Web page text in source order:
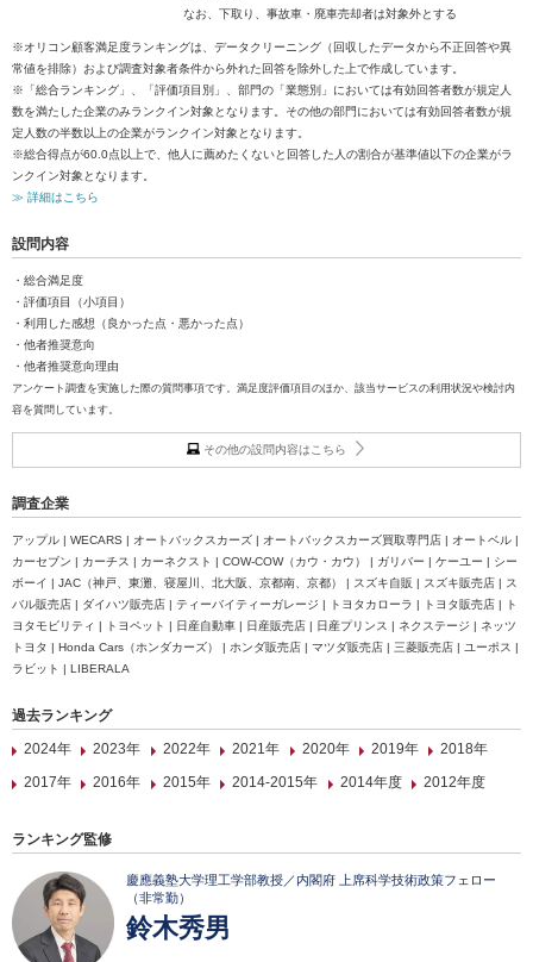
なお、下取り、事故車・廃車売却者は対象外とする
※オリコン顧客満足度ランキングは、データクリーニング（回収したデータから不正回答や異
常値を排除）および調査対象者条件から外れた回答を除外した上で作成しています。
※「総合ランキング」、「評価項目別」、部門の「業態別」においては有効回答者数が規定人
数を満たした企業のみランクイン対象となります。その他の部門においては有効回答者数が規
定人数の半数以上の企業がランクイン対象となります。
※総合得点が60.0点以上で、他人に薦めたくないと回答した人の割合が基準値以下の企業がラ
ンクイン対象となります。
≫ 詳細はこちら
設問内容
・総合満足度
・評価項目（小項目）
・利用した感想（良かった点・悪かった点）
・他者推奨意向
・他者推奨意向理由
アンケート調査を実施した際の質問事項です。満足度評価項目のほか、該当サービスの利用状況や検討内
容を質問しています。
その他の設問内容はこちら
調査企業
アップル | WECARS | オートバックスカーズ | オートバックスカーズ買取専門店 | オートベル |
カーセブン | カーチス | カーネクスト | COW-COW（カウ・カウ） | ガリバー | ケーユー | シー
ボーイ | JAC（神戸、東灘、寝屋川、北大阪、京都南、京都） | スズキ自販 | スズキ販売店 | ス
バル販売店 | ダイハツ販売店 | ティーバイティーガレージ | トヨタカローラ | トヨタ販売店 | ト
ヨタモビリティ | トヨペット | 日産自動車 | 日産販売店 | 日産プリンス | ネクステージ | ネッツ
トヨタ | Honda Cars（ホンダカーズ） | ホンダ販売店 | マツダ販売店 | 三菱販売店 | ユーポス |
ラビット | LIBERALA
過去ランキング
2024年
2023年 2022年 2021年 2020年 2019年
2018年
2017年
2016年 2015年 2014-2015年 2014年度 2012年度
ランキング監修
慶應義塾大学理工学部教授／内閣府 上席科学技術政策フェロー
（非常勤）
鈴木秀男